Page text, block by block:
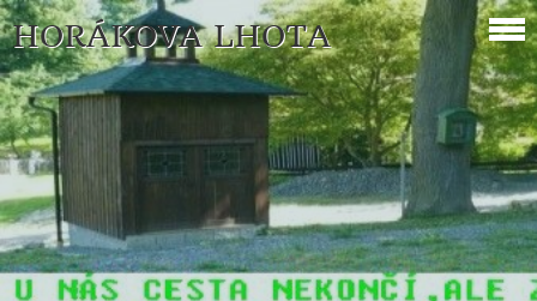
HORÁKOVA LHOTA